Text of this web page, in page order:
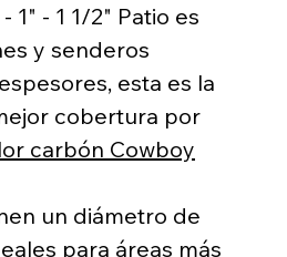
1" - 1 1/2" Patio es
y senderos
esta es la
cobertura por
carbón Cowboy
un diámetro de
para áreas más